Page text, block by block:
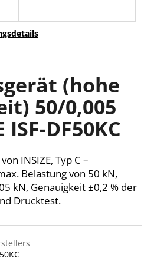
(hohe
50/0,005
DF50KC
INSIZE, Typ C –
Belastung von 50 kN,
kN, Genauigkeit ±0,2 % der
Drucktest.